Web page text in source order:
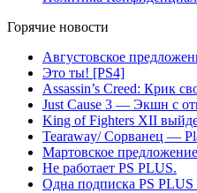
Горячие новости
Августовское
Это ты! [PS4]
Assassin’s Creed: Крик
Just Cause 3 — Экшн с
King of Fighters XII
Tearaway/ Сорванец —
Мартовское
Не работает PS PLUS.
Одна подписка PS PLUS